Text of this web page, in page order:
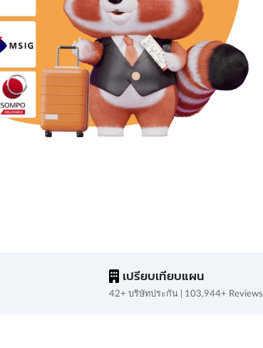
เปรียบเทียบแผน
42+ บริษัทประกัน | 103,944+ Reviews